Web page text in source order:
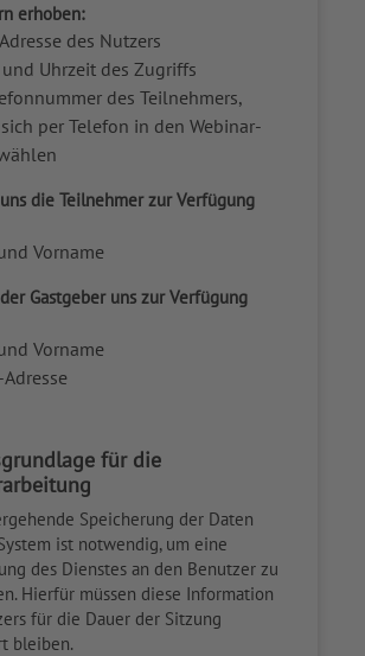
erhoben:
des Nutzers
Uhrzeit des Zugriffs
des Teilnehmers,
per Telefon in den Webinar-
die Teilnehmer zur Verfügung
Vorname
Gastgeber uns zur Verfügung
Vorname
für die
Speicherung der Daten
ist notwendig, um eine
des Dienstes an den Benutzer zu
Hierfür müssen diese Information
für die Dauer der Sitzung
bleiben.